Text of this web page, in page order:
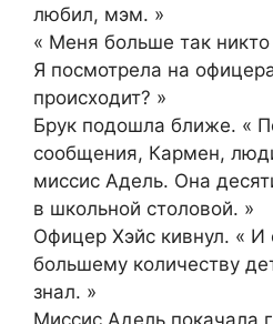
любил, мэм. »
« Меня больше так никто
Я посмотрела на
происходит? »
Брук подошла ближе. «
сообщения, Кармен,
миссис Адель. Она
в школьной столовой. »
Офицер Хэйс кивнул. « И
большему количеству
знал. »